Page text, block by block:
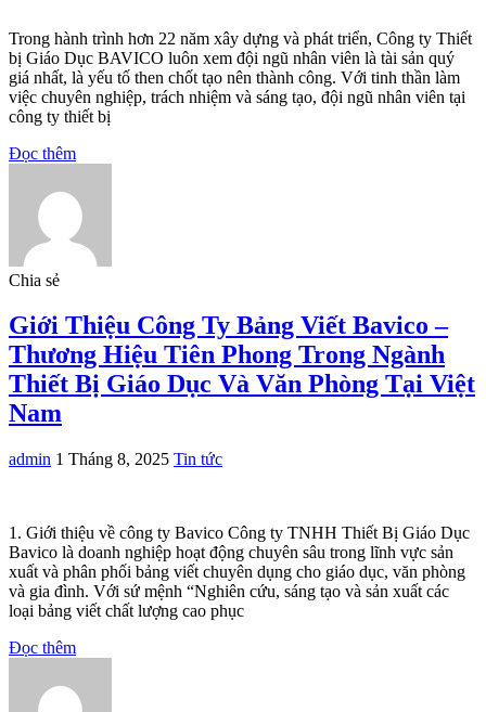
Trong hành trình hơn 22 năm xây dựng và phát triển, Công ty Thiết
bị Giáo Dục BAVICO luôn xem đội ngũ nhân viên là tài sản quý
giá nhất, là yếu tố then chốt tạo nên thành công. Với tinh thần làm
việc chuyên nghiệp, trách nhiệm và sáng tạo, đội ngũ nhân viên tại
công ty thiết bị
Đọc thêm
Chia sẻ
Giới Thiệu Công Ty Bảng Viết Bavico –
Thương Hiệu Tiên Phong Trong Ngành
Thiết Bị Giáo Dục Và Văn Phòng Tại Việt
Nam
admin 1 Tháng 8, 2025 Tin tức
1. Giới thiệu về công ty Bavico Công ty TNHH Thiết Bị Giáo Dục
Bavico là doanh nghiệp hoạt động chuyên sâu trong lĩnh vực sản
xuất và phân phối bảng viết chuyên dụng cho giáo dục, văn phòng
và gia đình. Với sứ mệnh “Nghiên cứu, sáng tạo và sản xuất các
loại bảng viết chất lượng cao phục
Đọc thêm